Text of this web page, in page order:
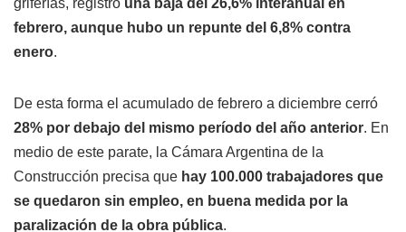
griferías, registró una baja del 26,6% interanual en
febrero, aunque hubo un repunte del 6,8% contra
enero.
De esta forma el acumulado de febrero a diciembre cerró
28% por debajo del mismo período del año anterior. En
medio de este parate, la Cámara Argentina de la
Construcción precisa que hay 100.000 trabajadores que
se quedaron sin empleo, en buena medida por la
paralización de la obra pública.